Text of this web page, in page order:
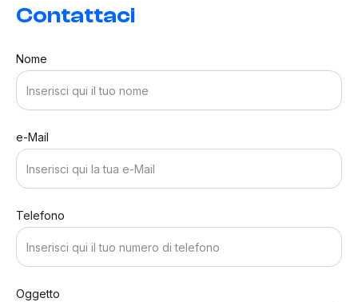
Contattaci
Nome
e-Mail
Telefono
Oggetto